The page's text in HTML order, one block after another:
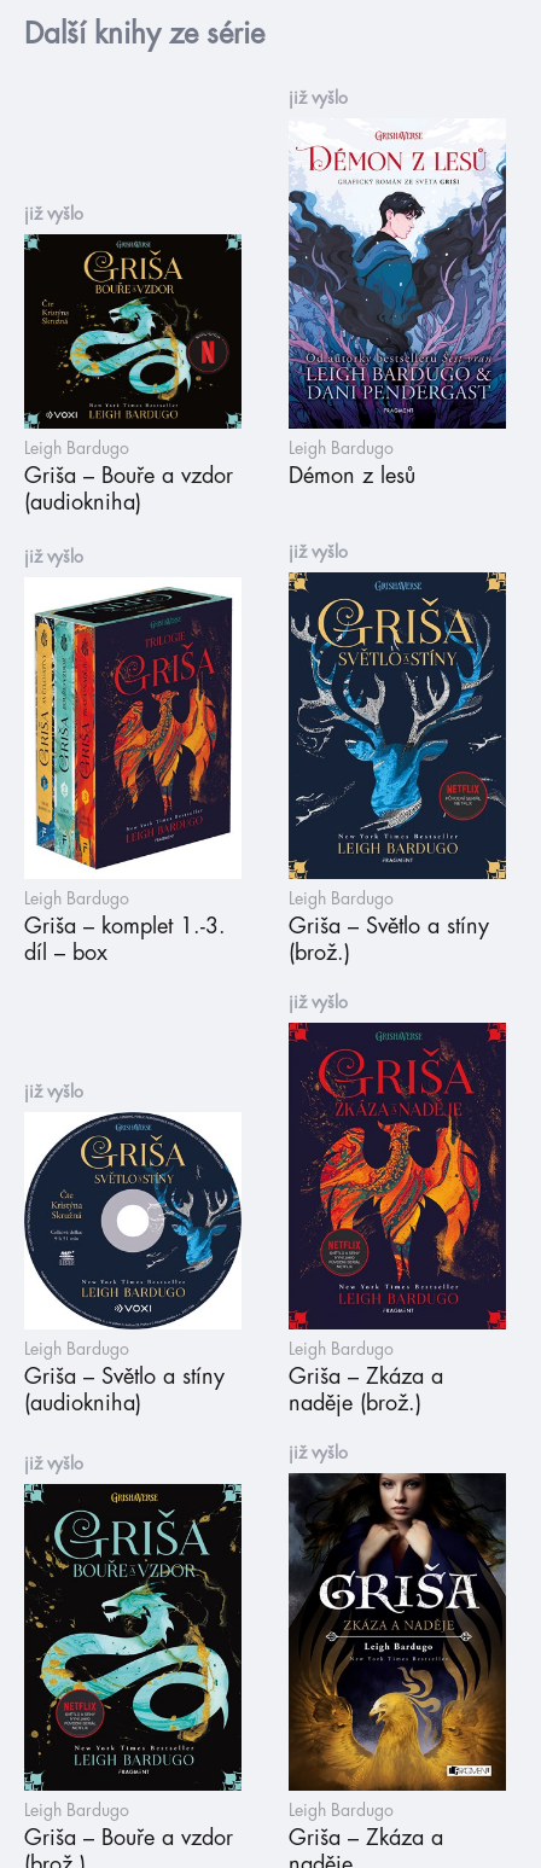
Další knihy ze série
již vyšlo
Leigh Bardugo
Griša – Bouře a vzdor
(audiokniha)
již vyšlo
Leigh Bardugo
Démon z lesů
již vyšlo
Leigh Bardugo
Griša – komplet 1.-3.
díl – box
již vyšlo
Leigh Bardugo
Griša – Světlo a stíny
(brož.)
již vyšlo
Leigh Bardugo
Griša – Světlo a stíny
(audiokniha)
již vyšlo
Leigh Bardugo
Griša – Zkáza a
naděje (brož.)
již vyšlo
Leigh Bardugo
Griša – Bouře a vzdor
již vyšlo
Leigh Bardugo
Griša – Zkáza a